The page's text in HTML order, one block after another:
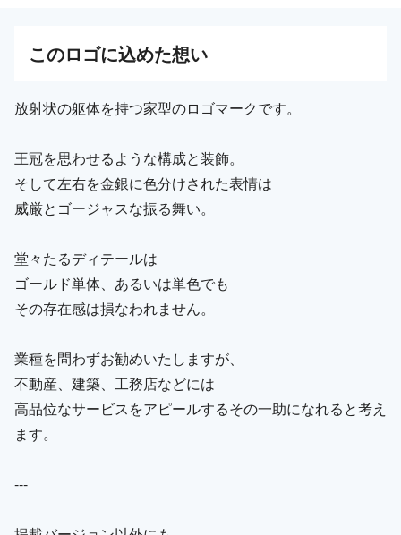
このロゴに込めた想い
放射状の躯体を持つ家型のロゴマークです。
王冠を思わせるような構成と装飾。
そして左右を金銀に色分けされた表情は
威厳とゴージャスな振る舞い。
堂々たるディテールは
ゴールド単体、あるいは単色でも
その存在感は損なわれません。
業種を問わずお勧めいたしますが、
不動産、建築、工務店などには
高品位なサービスをアピールするその一助になれると考え
ます。
---